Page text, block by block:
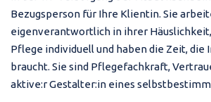
Bezugsperson für Ihre Klientin. Sie
eigenverantwortlich in ihrer
Pflege individuell und haben die Zeit, die
braucht. Sie sind Pflegefachkraft,
aktive:r Gestalter:in eines